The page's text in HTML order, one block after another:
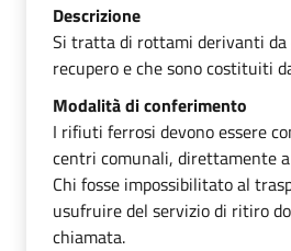
Descrizione
Si tratta di rottami derivanti da
recupero e che sono costituiti
Modalità di conferimento
I rifiuti ferrosi devono essere
centri comunali, direttamente
Chi fosse impossibilitato al
usufruire del servizio di ritiro
chiamata.